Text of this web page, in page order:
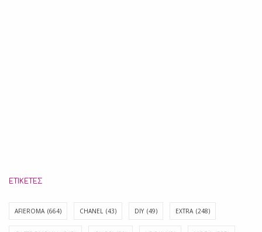
ΕΤΙΚΈΤΕΣ
AFIEROMA (664) CHANEL (43) DIY (49) EXTRA (248)